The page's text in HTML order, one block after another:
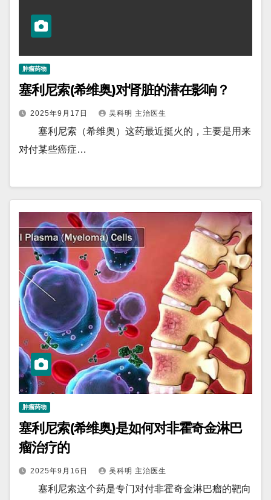
肿瘤药物
塞利尼索(希维奥)对肾脏的潜在影响？
2025年9月17日 吴科明 主治医生
塞利尼索（希维奥）这药最近挺火的，主要是用来
对付某些癌症…
肿瘤药物
塞利尼索(希维奥)是如何对非霍奇金淋巴
瘤治疗的
2025年9月16日 吴科明 主治医生
塞利尼索这个药是专门对付非霍奇金淋巴瘤的靶向